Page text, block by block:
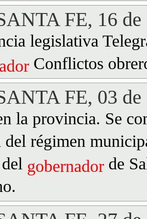
FE, 16
legislativa
Conflictos
FE, 03 de
la provincia. Se
del régimen
gobernador de